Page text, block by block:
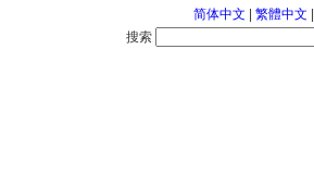
简体中文 繁體中文
搜索